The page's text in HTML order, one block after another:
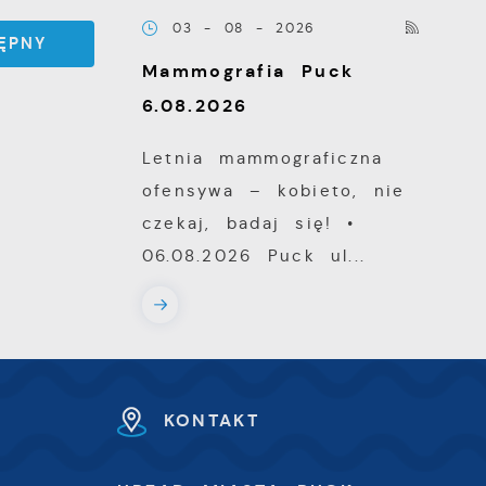
03 - 08 - 2026
Mammografia Puck
6.08.2026
Letnia mammograficzna
ofensywa – kobieto, nie
czekaj, badaj się! •
06.08.2026 Puck ul...
KONTAKT